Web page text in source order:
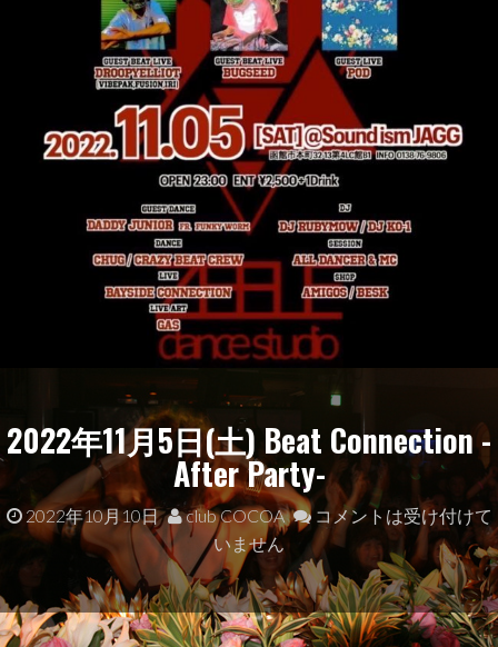
2022年11月5日(土) Beat Connection -
After Party-
2022年10月10日 club COCOA
コメントは受け付けて
いません